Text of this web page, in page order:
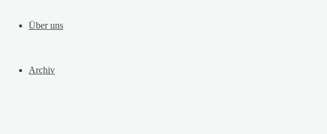
Über uns
Archiv